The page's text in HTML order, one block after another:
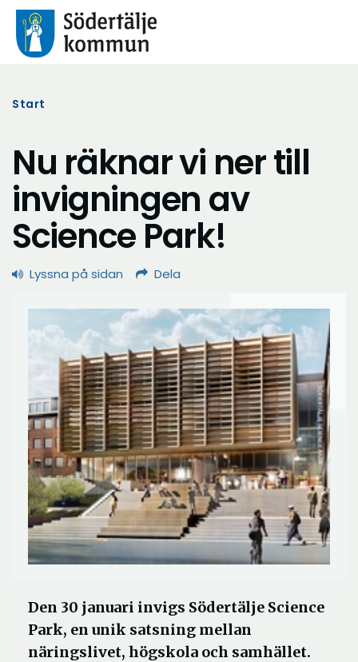
Start
Nu räknar vi ner till
invigningen av
Science Park!
Lyssna på sidan Dela
Den 30 januari invigs Södertälje Science
Park, en unik satsning mellan
näringslivet, högskola och samhället.